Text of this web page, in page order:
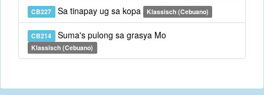
CB227 Sa tinapay ug sa kopa Klassisch (Cebuano)
CB214 Suma's pulong sa grasya Mo
Klassisch (Cebuano)